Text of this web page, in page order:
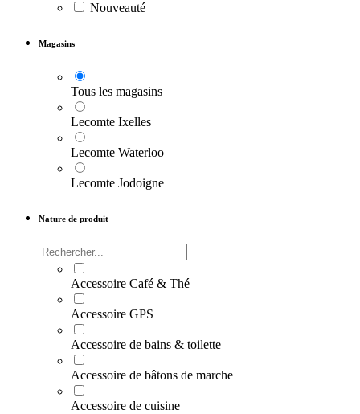
Nouveauté
Magasins
Tous les magasins
Lecomte Ixelles
Lecomte Waterloo
Lecomte Jodoigne
Nature de produit
Accessoire Café & Thé
Accessoire GPS
Accessoire de bains & toilette
Accessoire de bâtons de marche
Accessoire de cuisine